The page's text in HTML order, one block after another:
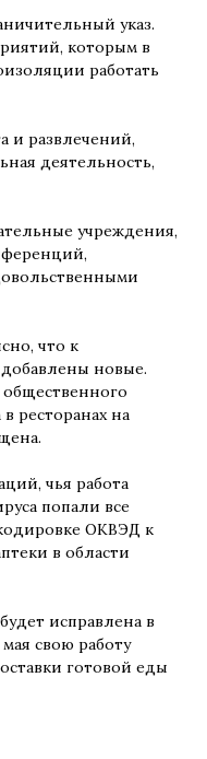
указ.
которым в
работать
и развлечений,
деятельность,
учреждения,
что к
новые.
ресторанах на
чья работа
попали все
ОКВЭД к
в области
исправлена в
свою работу
готовой еды